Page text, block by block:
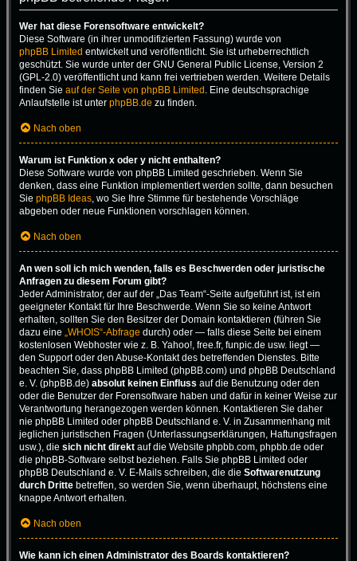
Wer hat diese Forensoftware entwickelt?
Diese Software (in ihrer unmodifizierten Fassung) wurde von
phpBB Limited entwickelt und veröffentlicht. Sie ist urheberrechtlich
geschützt. Sie wurde unter der GNU General Public License, Version 2
(GPL-2.0) veröffentlicht und kann frei vertrieben werden. Weitere Details
finden Sie auf der Seite von phpBB Limited . Eine deutschsprachige
Anlaufstelle ist unter phpBB.de zu finden.
Nach oben
Warum ist Funktion x oder y nicht enthalten?
Diese Software wurde von phpBB Limited geschrieben. Wenn Sie
denken, dass eine Funktion implementiert werden sollte, dann besuchen
Sie phpBB Ideas, wo Sie Ihre Stimme für bestehende Vorschläge
abgeben oder neue Funktionen vorschlagen können.
Nach oben
An wen soll ich mich wenden, falls es Beschwerden oder juristische
Anfragen zu diesem Forum gibt?
Jeder Administrator, der auf der „Das Team“-Seite aufgeführt ist, ist ein
geeigneter Kontakt für Ihre Beschwerde. Wenn Sie so keine Antwort
erhalten, sollten Sie den Besitzer der Domain kontaktieren (führen Sie
dazu eine „WHOIS“-Abfrage durch) oder — falls diese Seite bei einem
kostenlosen Webhoster wie z. B. Yahoo!, free.fr, funpic.de usw. liegt —
den Support oder den Abuse-Kontakt des betreffenden Dienstes. Bitte
beachten Sie, dass phpBB Limited (phpBB.com) und phpBB Deutschland
e. V. (phpBB.de) absolut keinen Einfluss auf die Benutzung oder den
oder die Benutzer der Forensoftware haben und dafür in keiner Weise zur
Verantwortung herangezogen werden können. Kontaktieren Sie daher
nie phpBB Limited oder phpBB Deutschland e. V. in Zusammenhang mit
jeglichen juristischen Fragen (Unterlassungserklärungen, Haftungsfragen
usw.), die sich nicht direkt auf die Website phpbb.com, phpbb.de oder
die phpBB-Software selbst beziehen. Falls Sie phpBB Limited oder
phpBB Deutschland e. V. E-Mails schreiben, die die Softwarenutzung
durch Dritte betreffen, so werden Sie, wenn überhaupt, höchstens eine
knappe Antwort erhalten.
Nach oben
Wie kann ich einen Administrator des Boards kontaktieren?